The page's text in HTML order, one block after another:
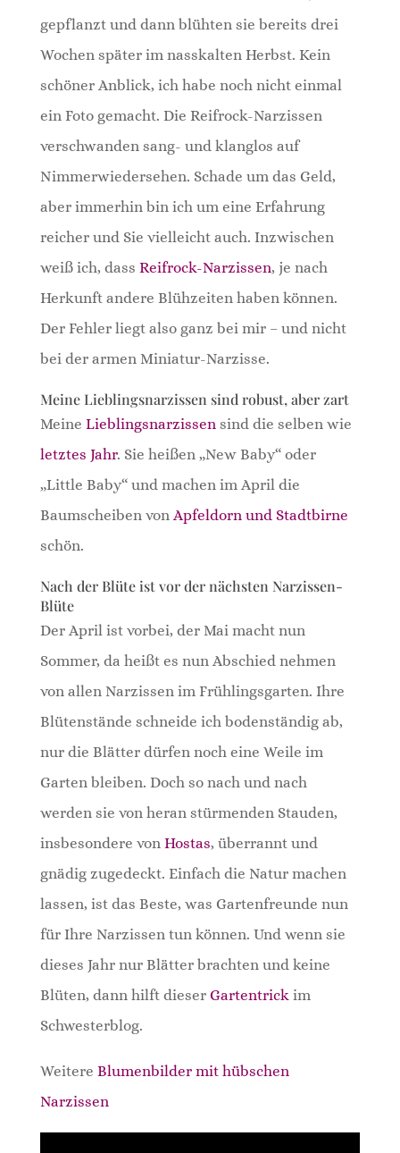
gepflanzt und dann blühten sie bereits drei
Wochen später im nasskalten Herbst. Kein
schöner Anblick, ich habe noch nicht einmal
ein Foto gemacht. Die Reifrock-Narzissen
verschwanden sang- und klanglos auf
Nimmerwiedersehen. Schade um das Geld,
aber immerhin bin ich um eine Erfahrung
reicher und Sie vielleicht auch. Inzwischen
weiß ich, dass Reifrock-Narzissen, je nach
Herkunft andere Blühzeiten haben können.
Der Fehler liegt also ganz bei mir – und nicht
bei der armen Miniatur-Narzisse.
Meine Lieblingsnarzissen sind robust, aber zart
Meine Lieblingsnarzissen sind die selben wie
letztes Jahr. Sie heißen „New Baby“ oder
„Little Baby“ und machen im April die
Baumscheiben von Apfeldorn und Stadtbirne
schön.
Nach der Blüte ist vor der nächsten Narzissen-
Blüte
Der April ist vorbei, der Mai macht nun
Sommer, da heißt es nun Abschied nehmen
von allen Narzissen im Frühlingsgarten. Ihre
Blütenstände schneide ich bodenständig ab,
nur die Blätter dürfen noch eine Weile im
Garten bleiben. Doch so nach und nach
werden sie von heran stürmenden Stauden,
insbesondere von Hostas, überrannt und
gnädig zugedeckt. Einfach die Natur machen
lassen, ist das Beste, was Gartenfreunde nun
für Ihre Narzissen tun können. Und wenn sie
dieses Jahr nur Blätter brachten und keine
Blüten, dann hilft dieser Gartentrick im
Schwesterblog.
Weitere Blumenbilder mit hübschen
Narzissen